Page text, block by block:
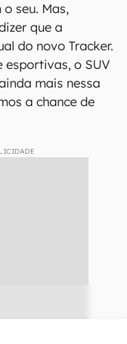
seu. Mas,
que a
do novo Tracker.
esportivas, o SUV
mais nessa
a chance de